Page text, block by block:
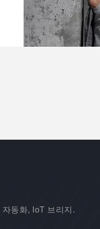
동화, IoT 브리지.